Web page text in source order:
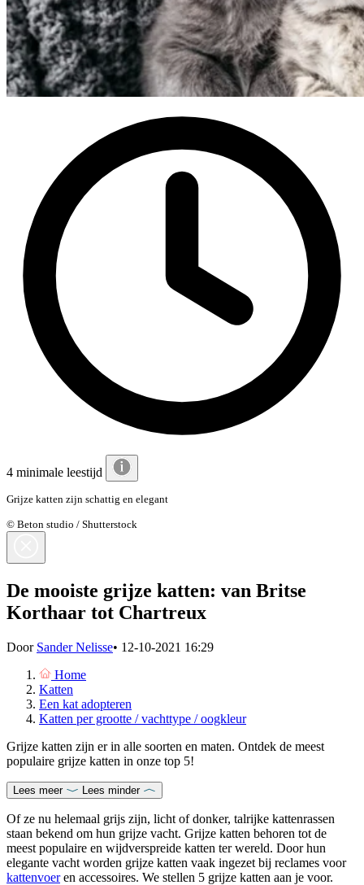
4 minimale leestijd
Grijze katten zijn schattig en elegant
© Beton studio / Shutterstock
De mooiste grijze katten: van Britse
Korthaar tot Chartreux
Door Sander Nelisse• 12-10-2021 16:29
Home
Katten
Een kat adopteren
Katten per grootte / vachttype / oogkleur
Grijze katten zijn er in alle soorten en maten. Ontdek de meest
populaire grijze katten in onze top 5!
Lees meer Lees minder
Of ze nu helemaal grijs zijn, licht of donker, talrijke kattenrassen
staan bekend om hun grijze vacht. Grijze katten behoren tot de
meest populaire en wijdverspreide katten ter wereld. Door hun
elegante vacht worden grijze katten vaak ingezet bij reclames voor
kattenvoeren accessoires. We stellen 5 grijze katten aan je voor.